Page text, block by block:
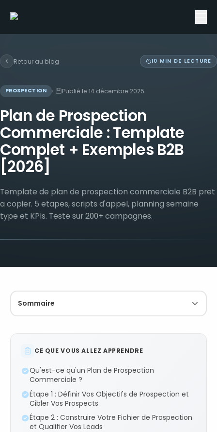
Retour au blog 10 MIN DE LECTURE
PROSPECTION Publié le 14 décembre 2025
Plan de Prospection
Commerciale : Template
Complet + Exemples B2B
[2026]
Template de plan de prospection commerciale B2B pret
a copier. 5 etapes, scripts d'appel, planning semaine
type et KPIs. Teste sur 200+ campagnes.
Sommaire
CE QUE VOUS ALLEZ APPRENDRE
Qu'est-ce qu'un Plan de Prospection
Commerciale ?
Étape 1 : Définir Vos Objectifs de Prospection et
Cibler Vos Prospects
Étape 2 : Construire Votre Fichier de Prospection
et Qualifier Vos Leads